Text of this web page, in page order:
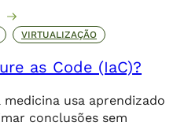
VIRTUALIZAÇÃO
as Code (IaC)?
usa aprendizado
conclusões sem